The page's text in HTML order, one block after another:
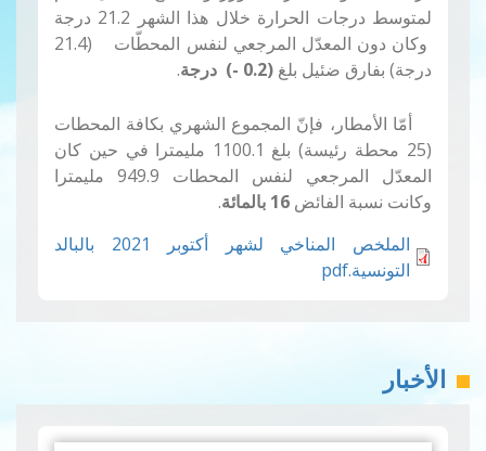
لمتوسط درجات الحرارة خلال هذا الشهر 21.2 درجة
وكان دون المعدّل المرجعي لنفس المحطّات (21.4
درجة) بفارق ضئيل بلغ (0.2 -) درجة .
أمّا الأمطار، فإنّ المجموع الشهري بكافة المحطات
(25 محطة رئيسة) بلغ
1100.1 مليمترا في حين كان
المعدّل المرجعي لنفس المحطات 949.9
مليمترا
وكانت نسبة الفائض 16 بالمائة
.
الملخص المناخي لشهر أكتوبر 2021 بالبالد
التونسية.pdf
الأخبار